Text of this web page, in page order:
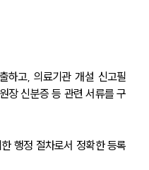
하고, 의료기관 개설 신고필
장 신분증 등 관련 서류를 구
행정 절차로서 정확한 등록